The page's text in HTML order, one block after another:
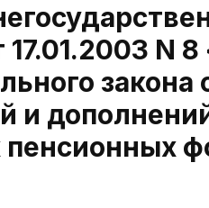
N
и
пенсионных